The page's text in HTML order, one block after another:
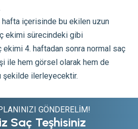
içerisinde bu ekilen uzun
ekimi sürecindeki gibi
ekimi 4. haftadan sonra normal saç
ile hem görsel olarak hem de
şekilde ilerleyecektir.
GÖNDERELIM!
Saç Teşhisiniz